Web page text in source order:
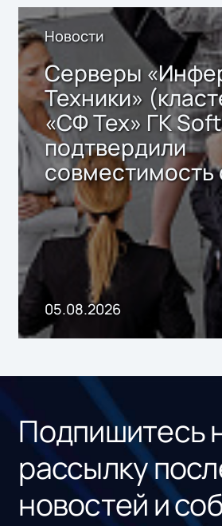
Новости
Серверы
Техники»
«СФ Тех» ГК
подтвердили
совместимость
решением Sharx
Storage 2.x для
хранения
05.08.2026
Подпишитесь
рассылку
новостей и